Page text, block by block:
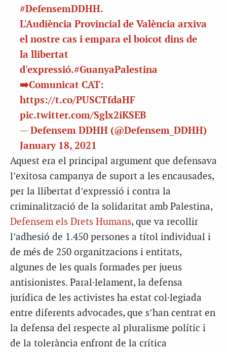
#DefensemDDHH.
L'Audiència Provincial de València arxiva
el nostre cas i empara el boicot dins de
la llibertat
d'expressió.#GuanyaPalestina
➡️Comunicat CAT:
https://t.co/PUSCTfdaHF
pic.twitter.com/Sglx2iKSEB
— Defensem DDHH (@Defensem_DDHH)
January 18, 2021
Aquest era el principal argument que defensava
l’exitosa campanya de suport a les encausades,
per la llibertat d’expressió i contra la
criminalització de la solidaritat amb Palestina,
Defensem els Drets Humans, que va recollir
l’adhesió de 1.450 persones a títol individual i
de més de 250 organitzacions i entitats,
algunes de les quals formades per jueus
antisionistes. Paral·lelament, la defensa
jurídica de les activistes ha estat col·legiada
entre diferents advocades, que s’han centrat en
la defensa del respecte al pluralisme polític i
de la tolerància enfront de la crítica